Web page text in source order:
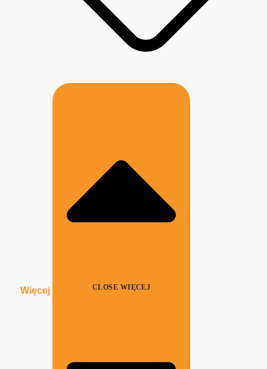
Więcej CLOSE WIĘCEJ